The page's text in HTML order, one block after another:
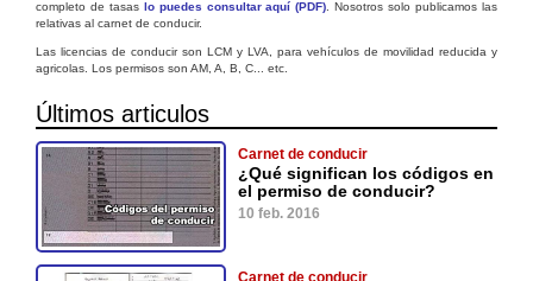
completo de tasas lo puedes consultar aquí (PDF) . Nosotros solo publicamos las
relativas al carnet de conducir.
Las licencias de conducir son LCM y LVA, para vehículos de movilidad reducida y
agricolas. Los permisos son AM, A, B, C... etc.
Últimos articulos
Carnet de conducir
¿Qué significan los códigos en
el permiso de conducir?
10 feb. 2016
Carnet de conducir